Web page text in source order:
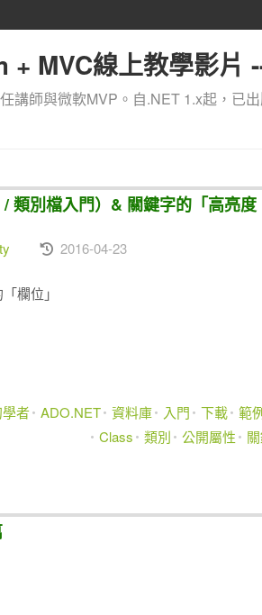
MVC線上教學影片
講師與微軟MVP。自.NET 1.x起，已
別檔入門）& 關鍵字的「高亮度
2016-04-23
欄位」
者 ADO.NET 資料庫 入門 下載 範
Class
類別 公開屬性